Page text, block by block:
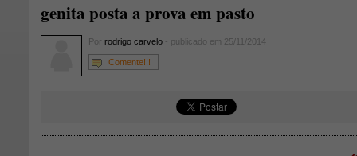
genita posta a prova em pasto
Por rodrigo carvelo - publicado em 25/11/2014
Comente!!!